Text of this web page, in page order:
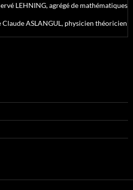
LEHNING, agrégé de mathématiques
Claude ASLANGUL, physicien théoricien